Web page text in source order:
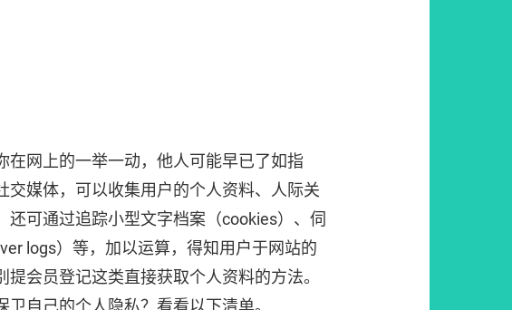
在网上的一举一动，他人可能早已了如指
交媒体，可以收集用户的个人资料、人际关
还可通过追踪小型文字档案（cookies）、伺
logs）等，加以运算，得知用户于网站的
提会员登记这类直接获取个人资料的方法。